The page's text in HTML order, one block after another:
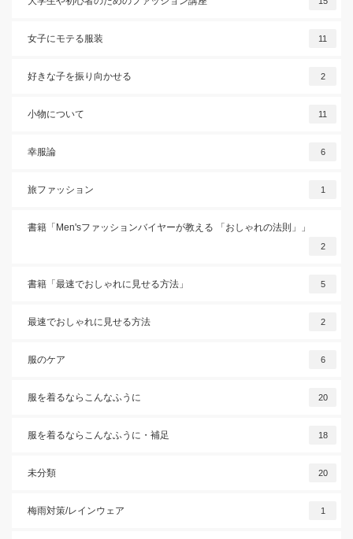
女子にモテる服装 11
好きな子を振り向かせる 2
小物について 11
幸服論 6
旅ファッション 1
書籍「Men'sファッションバイヤーが教える 「おしゃれの法則」」
2
書籍「最速でおしゃれに見せる方法」 5
最速でおしゃれに見せる方法 2
服のケア 6
服を着るならこんなふうに 20
服を着るならこんなふうに・補足 18
未分類 20
梅雨対策/レインウェア 1